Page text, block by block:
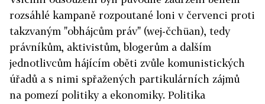
rozsáhlé kampaně rozpoutané loni v červenci proti
takzvaným "obhájcům práv" (wej-čchüan), tedy
právníkům, aktivistům, blogerům a dalším
jednotlivcům hájícím oběti zvůle komunistických
úřadů a s nimi spřažených partikulárních zájmů
na pomezí politiky a ekonomiky. Politika